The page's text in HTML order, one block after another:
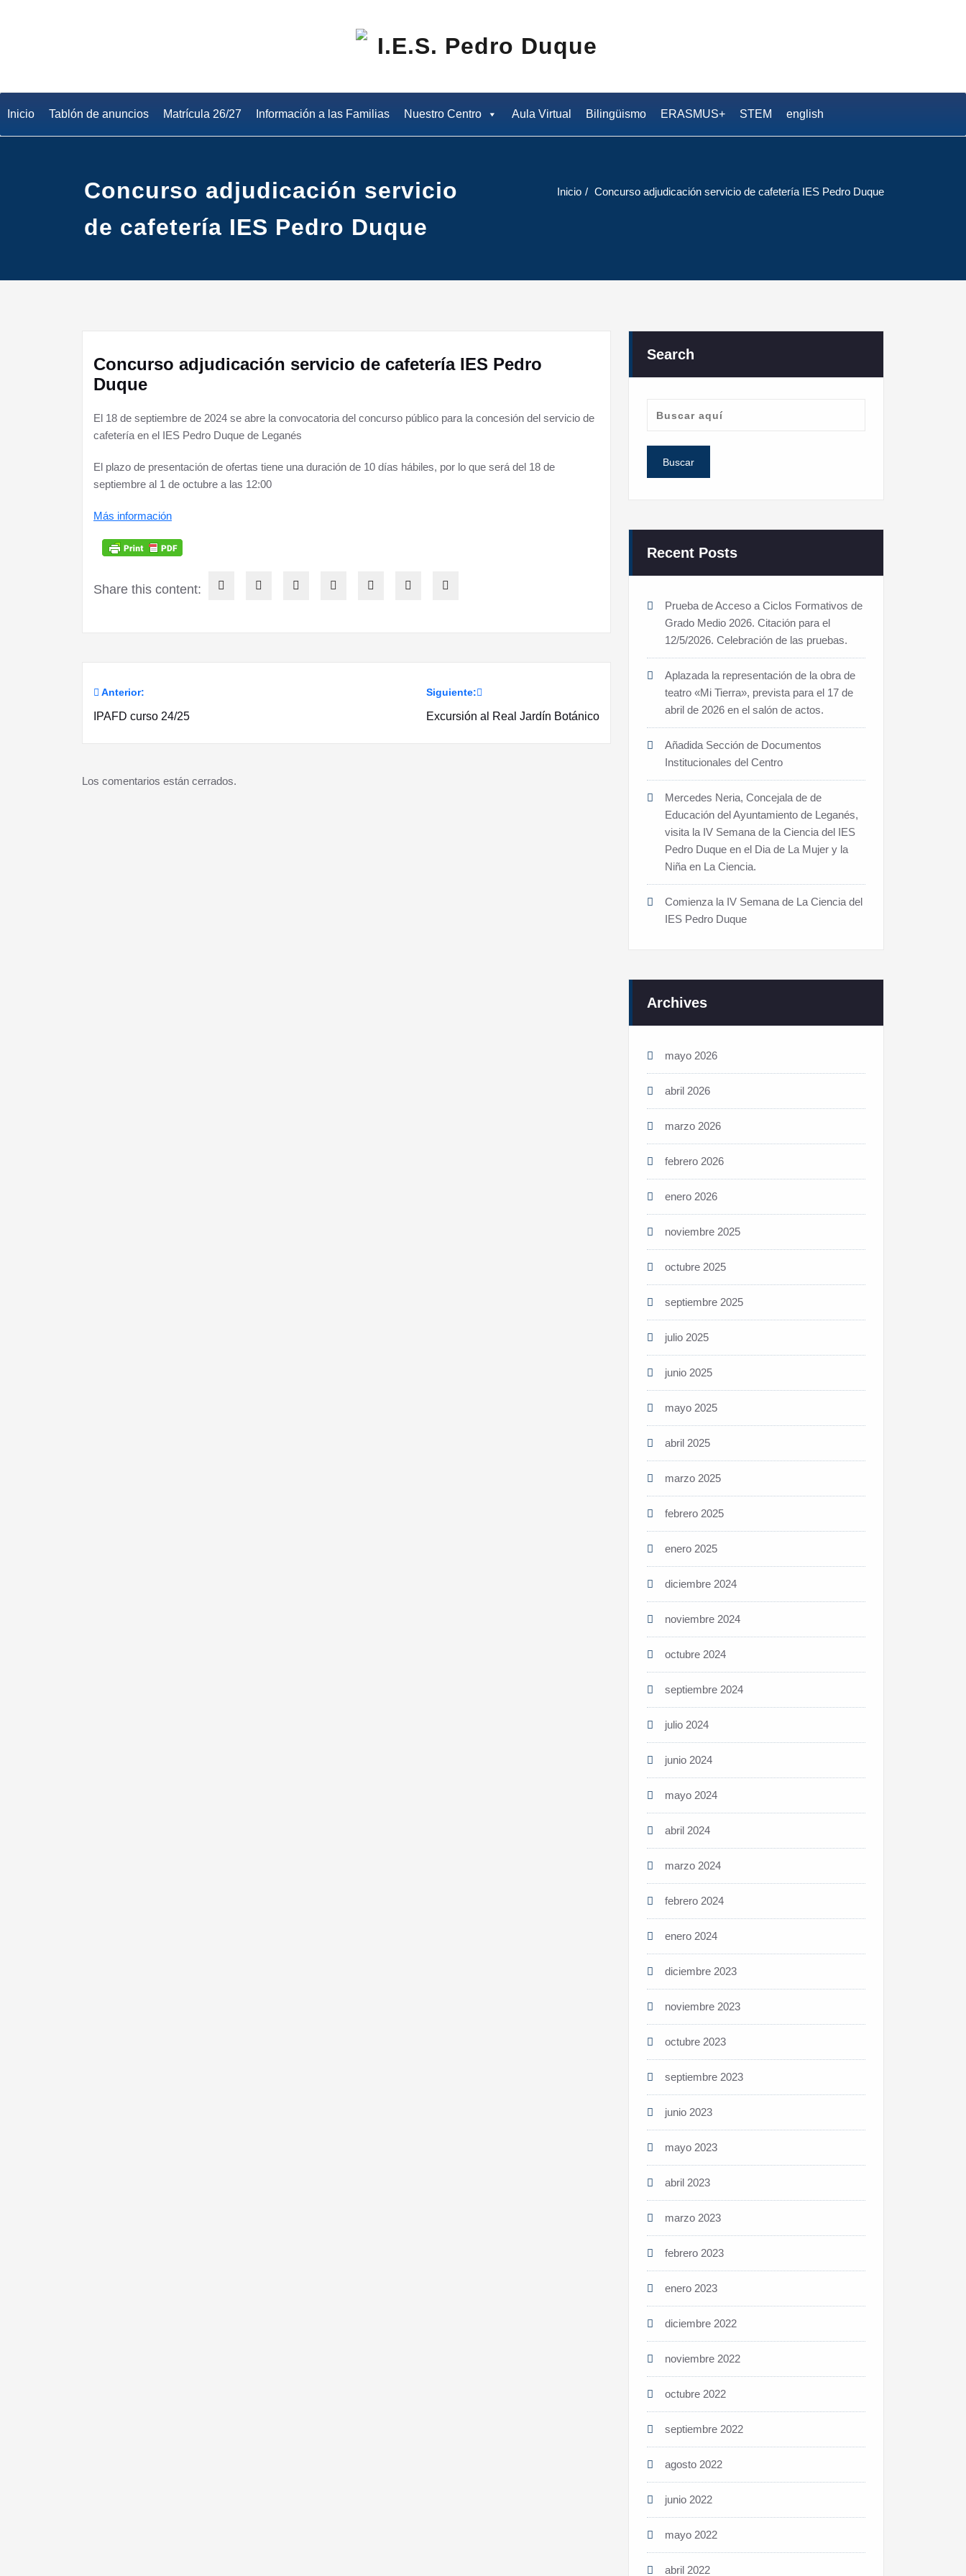
Inicio Tablón de anuncios Matrícula 26/27 Información a las Familias Nuestro Centro Aula Virtual Bilingüismo ERASMUS+ STEM english
Concurso adjudicación servicio
de cafetería IES Pedro Duque
Inicio Concurso adjudicación servicio de cafetería IES Pedro Duque
Concurso adjudicación servicio de cafetería IES Pedro
Duque
El 18 de septiembre de 2024 se abre la convocatoria del concurso público para la concesión del servicio de
cafetería en el IES Pedro Duque de Leganés
El plazo de presentación de ofertas tiene una duración de 10 días hábiles, por lo que será del 18 de
septiembre al 1 de octubre a las 12:00
Más información
Share this content:
Navegación
Anterior:
IPAFD curso 24/25
Siguiente:
Excursión al Real Jardín Botánico
Los comentarios están cerrados.
Search
Recent Posts
Prueba de Acceso a Ciclos Formativos de
Grado Medio 2026. Citación para el
12/5/2026. Celebración de las pruebas.
Aplazada la representación de la obra de
teatro «Mi Tierra», prevista para el 17 de
abril de 2026 en el salón de actos.
Añadida Sección de Documentos
Institucionales del Centro
Mercedes Neria, Concejala de de
Educación del Ayuntamiento de Leganés,
visita la IV Semana de la Ciencia del IES
Pedro Duque en el Dia de La Mujer y la
Niña en La Ciencia.
Comienza la IV Semana de La Ciencia del
IES Pedro Duque
Archives
mayo 2026
abril 2026
marzo 2026
febrero 2026
enero 2026
noviembre 2025
octubre 2025
septiembre 2025
julio 2025
junio 2025
mayo 2025
abril 2025
marzo 2025
febrero 2025
enero 2025
diciembre 2024
noviembre 2024
octubre 2024
septiembre 2024
julio 2024
junio 2024
mayo 2024
abril 2024
marzo 2024
febrero 2024
enero 2024
diciembre 2023
noviembre 2023
octubre 2023
septiembre 2023
junio 2023
mayo 2023
abril 2023
marzo 2023
febrero 2023
enero 2023
diciembre 2022
noviembre 2022
octubre 2022
septiembre 2022
agosto 2022
junio 2022
mayo 2022
abril 2022